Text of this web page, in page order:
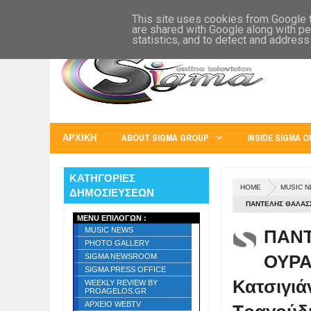
EUROPE U.S.A. AUSTRALIA
ΑΡΧΙΚΗ ABOUT SIGMA GROUP INSIDE SIGMA
HOME MUSIC
ΠΑΝΤΕΛΗΣ
ΚΑΤΗΓΟΡΙΕΣ
ΔΗΜΟΣΙΕΥΣΕΩΝ
MENU ΕΠΙΛΟΓΩΝ :
MUSIC NEWS
PHOTO GALLERY
SIGMA NEWSROOM
SIGMA PRESS OFFICE
WEEKLY REVIEW BY
PROAGELOS.GR
ΑΡΧΕΙΟ WEBTV
This site uses cookies from Google
are shared with Google along with
statistics, and to detect and address